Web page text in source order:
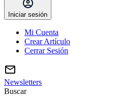
Iniciar sesión
Mi Cuenta
Crear Artículo
Cerrar Sesión
Newsletters
Buscar